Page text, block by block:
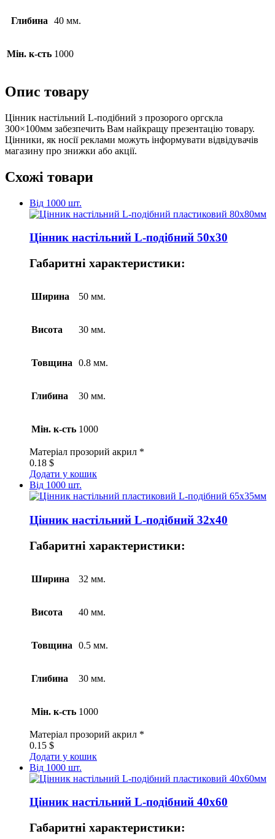
Глибина 40 мм.
Мін. к-сть 1000
Опис товару
Цінник настільний L-подібний з прозорого оргскла
300×100мм забезпечить Вам найкращу презентацію товару.
Цінники, як носії реклами можуть інформувати відвідувачів
магазину про знижки або акції.
Схожі товари
Від 1000 шт.
Цінник настільний L-подібний 50х30
Габаритні характеристики:
Ширина 50 мм.
Висота 30 мм.
Товщина 0.8 мм.
Глибина 30 мм.
Мін. к-сть 1000
Матеріал прозорий акрил *
0.18 $
Додати у кошик
Від 1000 шт.
Цінник настільний L-подібний 32х40
Габаритні характеристики:
Ширина 32 мм.
Висота 40 мм.
Товщина 0.5 мм.
Глибина 30 мм.
Мін. к-сть 1000
Матеріал прозорий акрил *
0.15 $
Додати у кошик
Від 1000 шт.
Цінник настільний L-подібний 40х60
Габаритні характеристики: